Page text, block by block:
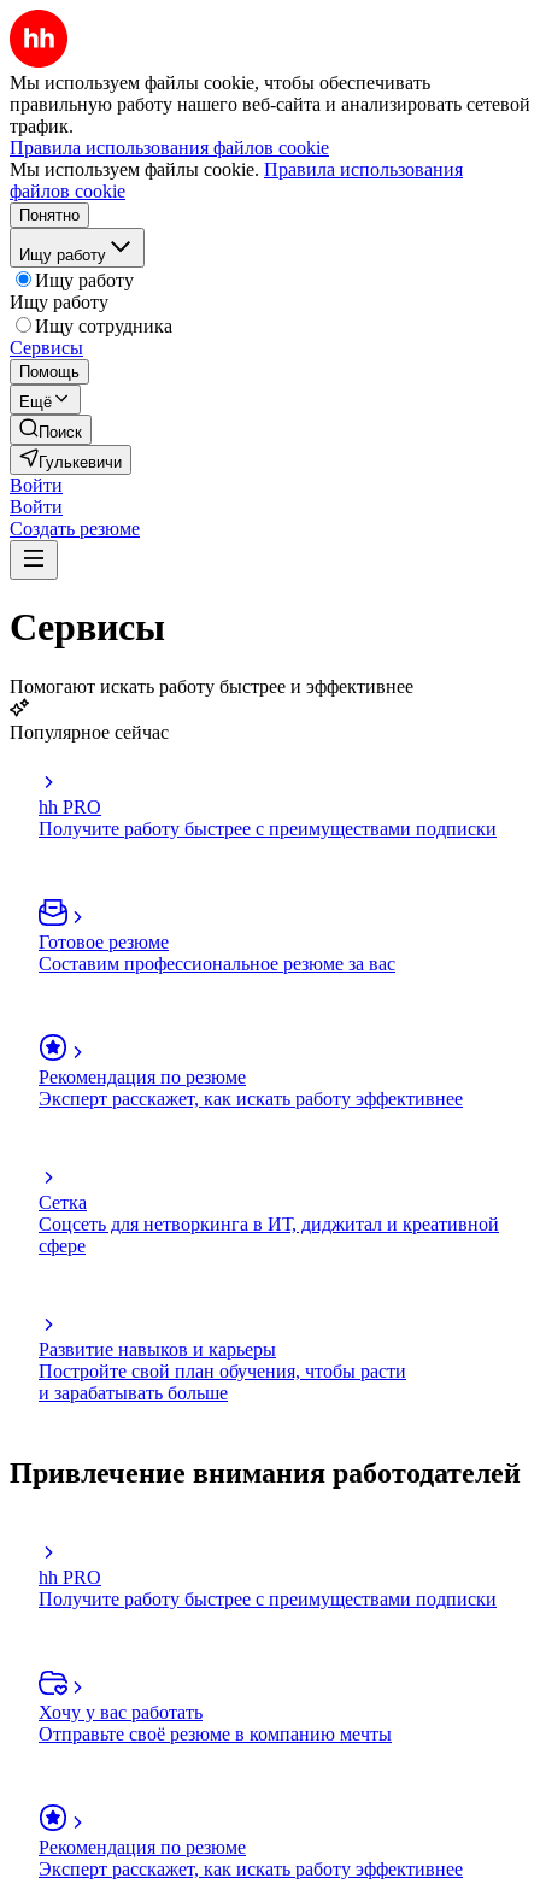
Мы используем файлы cookie, чтобы обеспечивать
правильную работу нашего веб-сайта и анализировать сетевой
трафик.
Правила использования файлов cookie
Мы используем файлы cookie. Правила использования
файлов cookie
Понятно
Ищу работу
Ищу работу
Ищу работу
Ищу сотрудника
Сервисы
Помощь
Ещё
Поиск
Гулькевичи
Войти
Войти
Создать резюме
Сервисы
Помогают искать работу быстрее и эффективнее
Популярное сейчас
hh PRO
Получите работу быстрее с преимуществами подписки
Готовое резюме
Составим профессиональное резюме за вас
Рекомендация по резюме
Эксперт расскажет, как искать работу эффективнее
Сетка
Соцсеть для нетворкинга в ИТ, диджитал и креативной
сфере
Развитие навыков и карьеры
Постройте свой план обучения, чтобы расти
и зарабатывать больше
Привлечение внимания работодателей
hh PRO
Получите работу быстрее с преимуществами подписки
Хочу у вас работать
Отправьте своё резюме в компанию мечты
Рекомендация по резюме
Эксперт расскажет, как искать работу эффективнее